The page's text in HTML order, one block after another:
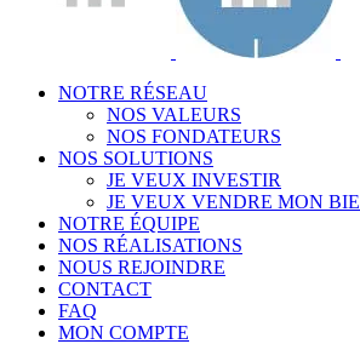
NOTRE RÉSEAU
NOS VALEURS
NOS FONDATEURS
NOS SOLUTIONS
JE VEUX INVESTIR
JE VEUX VENDRE MON
NOTRE ÉQUIPE
NOS RÉALISATIONS
NOUS REJOINDRE
CONTACT
FAQ
MON COMPTE